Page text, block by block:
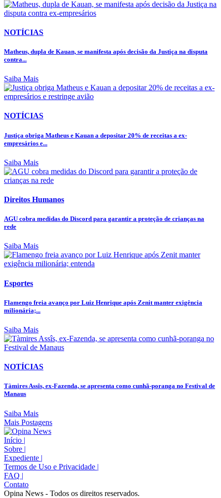
NOTÍCIAS
Matheus, dupla de Kauan, se manifesta após decisão da Justiça na disputa
contra...
Saiba Mais
NOTÍCIAS
Justiça obriga Matheus e Kauan a depositar 20% de receitas a ex-
empresários e...
Saiba Mais
Direitos Humanos
AGU cobra medidas do Discord para garantir a proteção de crianças na
rede
Saiba Mais
Esportes
Flamengo freia avanço por Luiz Henrique após Zenit manter exigência
milionária;...
Saiba Mais
NOTÍCIAS
Tàmires Assîs, ex-Fazenda, se apresenta como cunhã-poranga no Festival de
Manaus
Saiba Mais
Mais Postagens
Início |
Sobre |
Expediente |
Termos de Uso e Privacidade |
FAQ |
Contato
Opina News - Todos os direitos reservados.